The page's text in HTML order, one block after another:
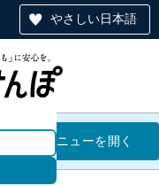
やさしい日本語
鹿児島支部
メニューを開く